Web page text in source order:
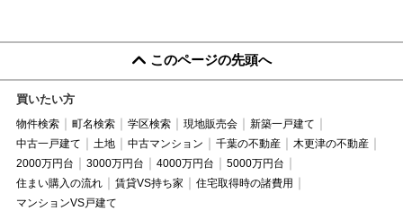
このページの先頭へ
買いたい方
物件検索 町名検索 学区検索 現地販売会
新築一戸建て
中古一戸建て
土地 中古マンション 千葉の不動産
木更津の不動産
2000万円台
3000万円台 4000万円台
5000万円台
住まい購入の流れ
賃貸VS持ち家
住宅取得時の諸費用
マンションVS戸建て